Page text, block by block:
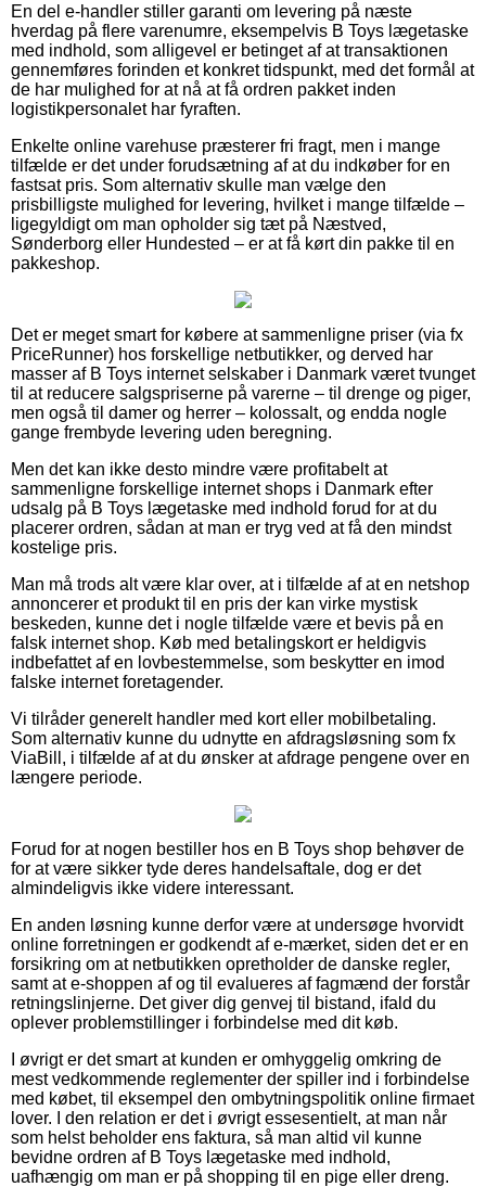
En del e-handler stiller garanti om levering på næste
hverdag på flere varenumre, eksempelvis B Toys lægetaske
med indhold, som alligevel er betinget af at transaktionen
gennemføres forinden et konkret tidspunkt, med det formål at
de har mulighed for at nå at få ordren pakket inden
logistikpersonalet har fyraften.
Enkelte online varehuse præsterer fri fragt, men i mange
tilfælde er det under forudsætning af at du indkøber for en
fastsat pris. Som alternativ skulle man vælge den
prisbilligste mulighed for levering, hvilket i mange tilfælde –
ligegyldigt om man opholder sig tæt på Næstved,
Sønderborg eller Hundested – er at få kørt din pakke til en
pakkeshop.
Det er meget smart for købere at sammenligne priser (via fx
PriceRunner) hos forskellige netbutikker, og derved har
masser af B Toys internet selskaber i Danmark været tvunget
til at reducere salgspriserne på varerne – til drenge og piger,
men også til damer og herrer – kolossalt, og endda nogle
gange frembyde levering uden beregning.
Men det kan ikke desto mindre være profitabelt at
sammenligne forskellige internet shops i Danmark efter
udsalg på B Toys lægetaske med indhold forud for at du
placerer ordren, sådan at man er tryg ved at få den mindst
kostelige pris.
Man må trods alt være klar over, at i tilfælde af at en netshop
annoncerer et produkt til en pris der kan virke mystisk
beskeden, kunne det i nogle tilfælde være et bevis på en
falsk internet shop. Køb med betalingskort er heldigvis
indbefattet af en lovbestemmelse, som beskytter en imod
falske internet foretagender.
Vi tilråder generelt handler med kort eller mobilbetaling.
Som alternativ kunne du udnytte en afdragsløsning som fx
ViaBill, i tilfælde af at du ønsker at afdrage pengene over en
længere periode.
Forud for at nogen bestiller hos en B Toys shop behøver de
for at være sikker tyde deres handelsaftale, dog er det
almindeligvis ikke videre interessant.
En anden løsning kunne derfor være at undersøge hvorvidt
online forretningen er godkendt af e-mærket, siden det er en
forsikring om at netbutikken opretholder de danske regler,
samt at e-shoppen af og til evalueres af fagmænd der forstår
retningslinjerne. Det giver dig genvej til bistand, ifald du
oplever problemstillinger i forbindelse med dit køb.
I øvrigt er det smart at kunden er omhyggelig omkring de
mest vedkommende reglementer der spiller ind i forbindelse
med købet, til eksempel den ombytningspolitik online firmaet
lover. I den relation er det i øvrigt essesentielt, at man når
som helst beholder ens faktura, så man altid vil kunne
bevidne ordren af B Toys lægetaske med indhold,
uafhængig om man er på shopping til en pige eller dreng.